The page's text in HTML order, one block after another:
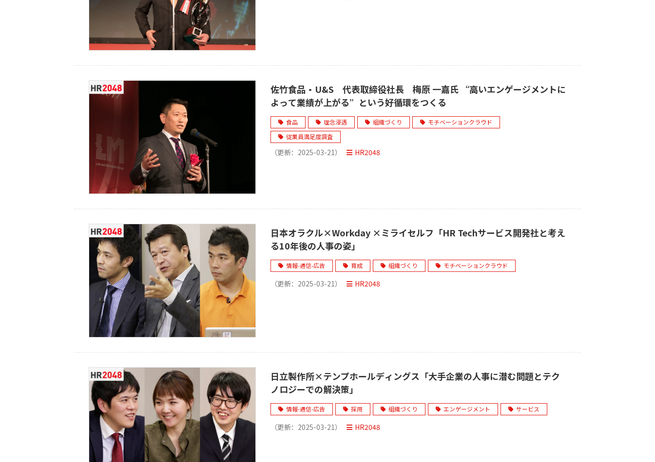
佐竹食品・U&S 代表取締役社長 梅原 一嘉氏 “高いエンゲージメントに
よって業績が上がる”という好循環をつくる
食品 理念浸透 組織づくり
モチベーションクラウド
従業員満足度調査
（更新： 2025-03-21） HR2048
日本オラクル×Workday ×ミライセルフ「HR Techサービス開発社と考え
る10年後の人事の姿」
情報-通信-広告 育成 組織づくり モチベーションクラウド
（更新： 2025-03-21） HR2048
日立製作所×テンプホールディングス「大手企業の人事に潜む問題とテク
ノロジーでの解決策」
情報-通信-広告 採用 組織づくり エンゲージメント サービス
（更新： 2025-03-21） HR2048